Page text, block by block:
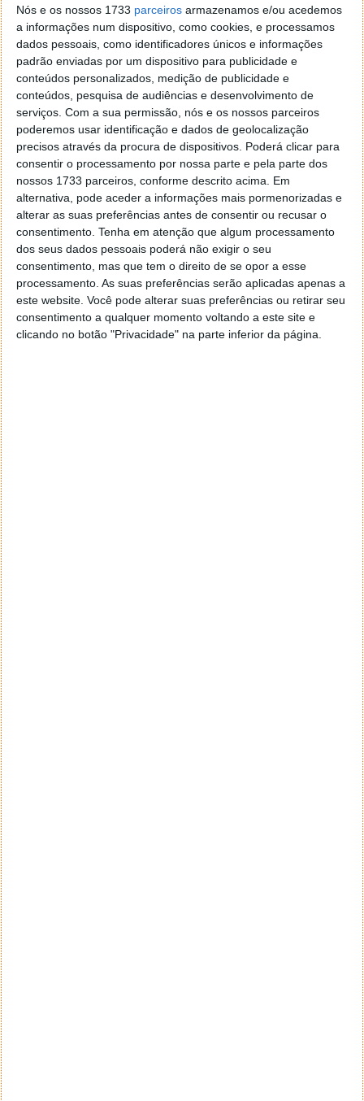
Nós e os nossos 1733 parceiros armazenamos e/ou acedemos
a informações num dispositivo, como cookies, e processamos
dados pessoais, como identificadores únicos e informações
padrão enviadas por um dispositivo para publicidade e
conteúdos personalizados, medição de publicidade e
conteúdos, pesquisa de audiências e desenvolvimento de
serviços. Com a sua permissão, nós e os nossos parceiros
poderemos usar identificação e dados de geolocalização
precisos através da procura de dispositivos. Poderá clicar para
consentir o processamento por nossa parte e pela parte dos
nossos 1733 parceiros, conforme descrito acima. Em
alternativa, pode aceder a informações mais pormenorizadas e
alterar as suas preferências antes de consentir ou recusar o
consentimento. Tenha em atenção que algum processamento
dos seus dados pessoais poderá não exigir o seu
consentimento, mas que tem o direito de se opor a esse
processamento. As suas preferências serão aplicadas apenas a
este website. Você pode alterar suas preferências ou retirar seu
consentimento a qualquer momento voltando a este site e
clicando no botão "Privacidade" na parte inferior da página.
De dimensão considerável (4,5 metros de
comprimento; 1,87 metros de largura; e 1,65 metros
de altura), garante uma bagageira com capacidade
para 580 litros. Além disso, conta com 2,68 metros de
distância entre os eixos. Não se assustem, é grande,
mas domável.
Um dos trunfos desta nova versão é o redesenho
mais europeu, mais atraente, sem ser radical, apenas
com cara de um carro imponente. Aliás, a sua frente é
um exemplo disso. Gostamos bastante da frente que
mantém o traço europeu da marca asiática.